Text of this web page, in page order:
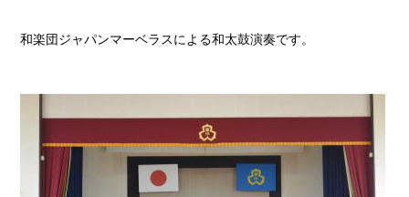
和楽団ジャパンマーベラスによる和太鼓演奏です。